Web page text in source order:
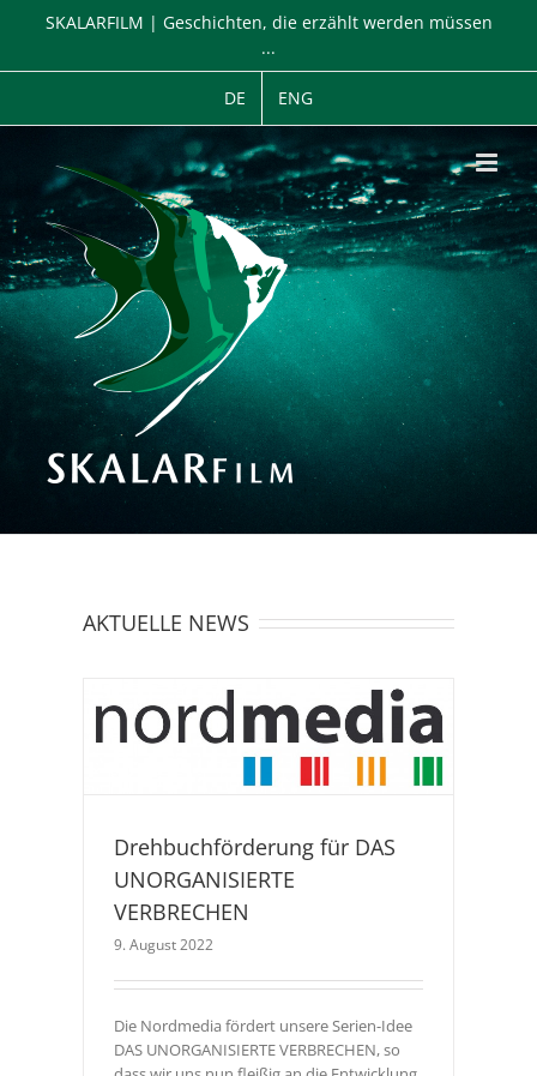
SKALARFILM | Geschichten, die erzählt werden müssen
...
DE ENG
AKTUELLE NEWS
Drehbuchförderung für DAS
UNORGANISIERTE
VERBRECHEN
9. August 2022
Die Nordmedia fördert unsere Serien-Idee
DAS UNORGANISIERTE VERBRECHEN, so